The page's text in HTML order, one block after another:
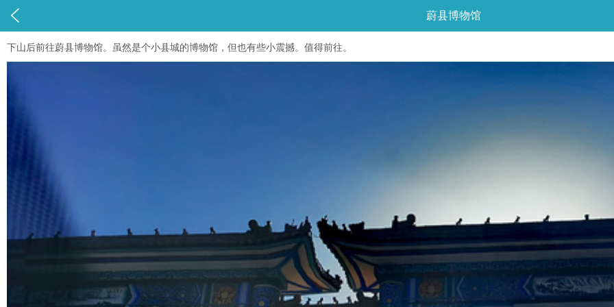
 蔚县博物馆
下山后前往蔚县博物馆。虽然是个小县城的博物馆，但也有些小震撼。值得前往。